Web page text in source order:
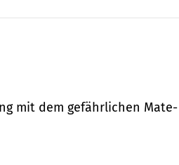
mit dem ge­fähr­lichen Mate­